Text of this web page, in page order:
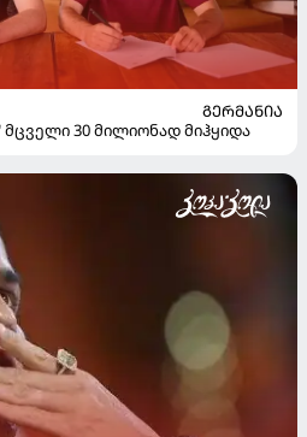
ᲒᲔᲠᲛᲐᲜᲘᲐ
30 მილიონად მიჰყიდა